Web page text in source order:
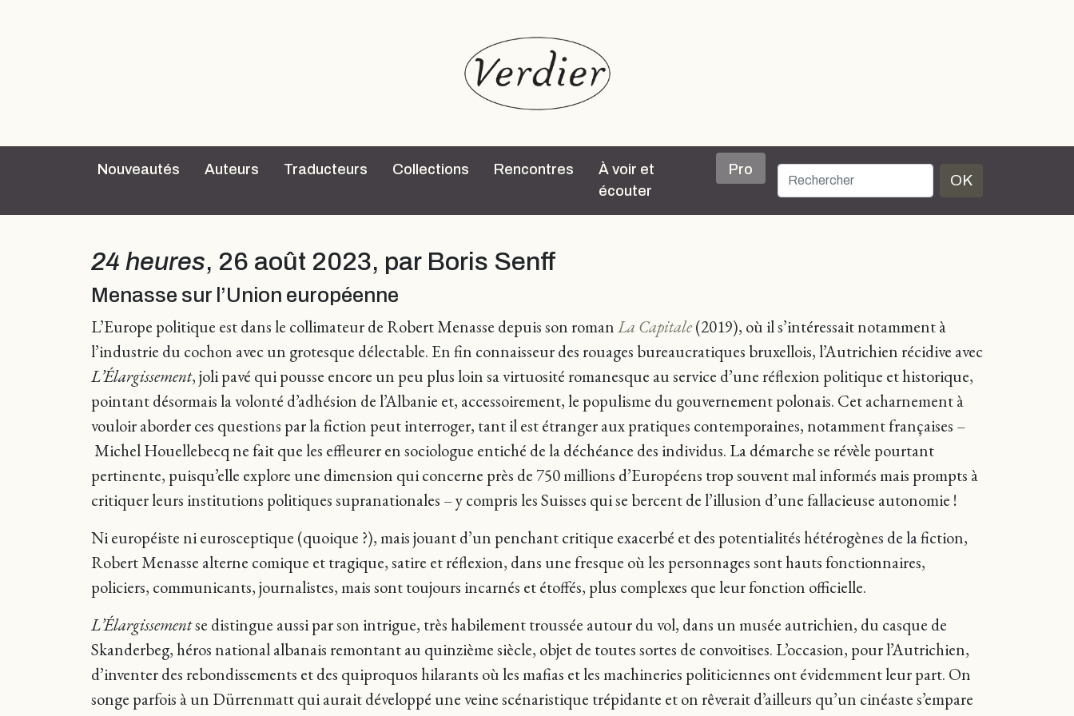
Nouveautés Auteurs Traducteurs Collections Rencontres
À voir et
écouter
Pro
OK
24 heures, 26 août 2023, par Boris Senff
Menasse sur l’Union européenne
L’Europe politique est dans le collimateur de Robert Menasse depuis son romanLa Capitale(2019), où il s’intéressait notamment à
l’industrie du cochon avec un grotesque délectable. En fin connaisseur des rouages bureaucratiques bruxellois, l’Autrichien récidive avec
L’Élargissement, joli pavé qui pousse encore un peu plus loin sa virtuosité romanesque au service d’une réflexion politique et historique,
pointant désormais la volonté d’adhésion de l’Albanie et, accessoirement, le populisme du gouvernement polonais. Cet acharnement à
vouloir aborder ces questions par la fiction peut interroger, tant il est étranger aux pratiques contemporaines, notamment françaises –
Michel Houellebecq ne fait que les effleurer en sociologue entiché de la déchéance des individus. La démarche se révèle pourtant
pertinente, puisqu’elle explore une dimension qui concerne près de 750 millions d’Européens trop souvent mal informés mais prompts à
critiquer leurs institutions politiques supranationales – y compris les Suisses qui se bercent de l’illusion d’une fallacieuse autonomie !
Ni européiste ni eurosceptique (quoique ?), mais jouant d’un penchant critique exacerbé et des potentialités hétérogènes de la fiction,
Robert Menasse alterne comique et tragique, satire et réflexion, dans une fresque où les personnages sont hauts fonctionnaires,
policiers, communicants, journalistes, mais sont toujours incarnés et étoffés, plus complexes que leur fonction officielle.
L’Élargissementse distingue aussi par son intrigue, très habilement troussée autour du vol, dans un musée autrichien, du casque de
Skanderbeg, héros national albanais remontant au quinzième siècle, objet de toutes sortes de convoitises. L’occasion, pour l’Autrichien,
d’inventer des rebondissements et des quiproquos hilarants où les mafias et les machineries politiciennes ont évidemment leur part. On
songe parfois à un Dürrenmatt qui aurait développé une veine scénaristique trépidante et on rêverait d’ailleurs qu’un cinéaste s’empare